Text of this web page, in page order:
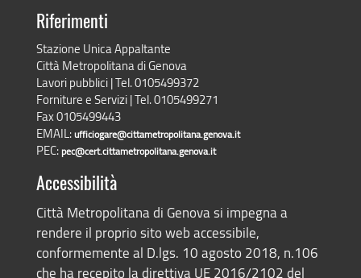
Riferimenti
Stazione Unica Appaltante
Città Metropolitana di Genova
Lavori pubblici | Tel. 0105499372
Forniture e Servizi | Tel. 0105499271
Fax 0105499443
EMAIL:ufficiogare@cittametropolitana.genova.it
PEC:pec@cert.cittametropolitana.genova.it
Accessibilità
Città Metropolitana di Genova si impegna a
rendere il proprio sito web accessibile,
conformemente al D.lgs. 10 agosto 2018, n.106
che ha recepito la direttiva UE 2016/2102 del